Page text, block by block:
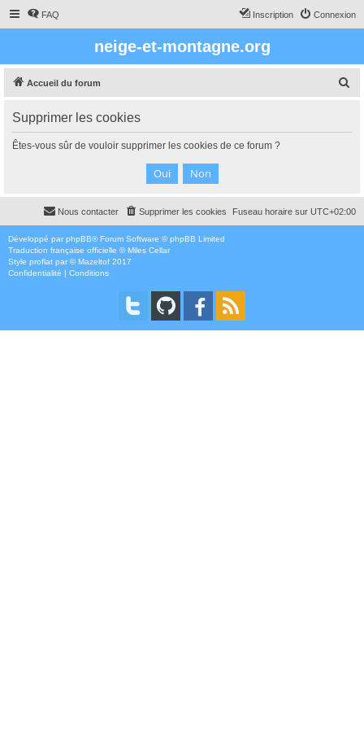
FAQ Connexion
Inscription
neige-et-montagne.org
Accueil du forum
c
Supprimer les cookies
Êtes-vous sûr de vouloir supprimer les cookies de ce forum ?
Fuseau horaire sur UTC+02:00
Supprimer les cookies
Nous contacter
Développé par phpBB® Forum Software © phpBB Limited
Traduction française officielle ©Miles Cellar
Style proflat par ©Mazeltof 2017
Confidentialité | Conditions